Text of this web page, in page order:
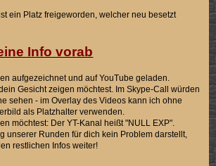
ein Platz freigeworden, welcher neu besetzt
Info vorab
aufgezeichnet und auf YouTube geladen.
Gesicht zeigen möchtest. Im Skype-Call würden
sehen - im Overlay des Videos kann ich ohne
als Platzhalter verwenden.
möchtest: Der YT-Kanal heißt "NULL EXP".
unserer Runden für dich kein Problem darstellt,
restlichen Infos weiter!